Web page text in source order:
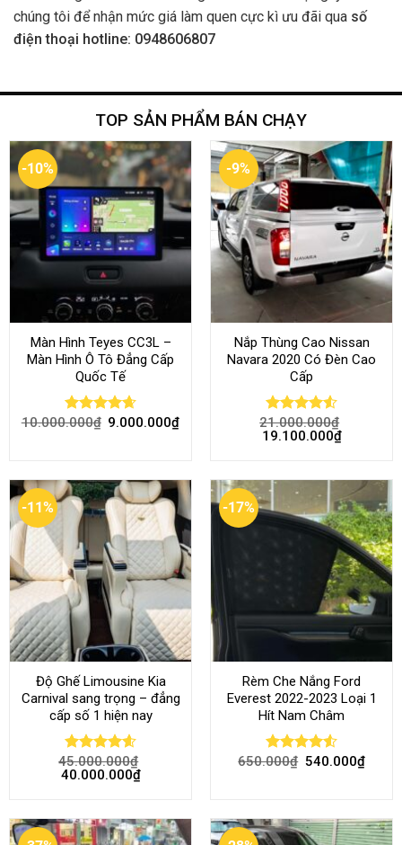
chúng tôi để nhận mức giá làm quen cực kì ưu đãi qua số
điện thoại hotline: 0948606807
TOP SẢN PHẨM BÁN CHẠY
-10%
Màn Hình Teyes CC3L –
Màn Hình Ô Tô Đẳng Cấp
Quốc Tế
Rated 4.68
10.000.000₫ 9.000.000₫
-9%
Nắp Thùng Cao Nissan
Navara 2020 Có Đèn Cao
Cấp
Rated4.52
out of 5
21.000.000₫
19.100.000₫
-11%
Độ Ghế Limousine Kia
Carnival sang trọng – đẳng
cấp số 1 hiện nay
Rated4.58
out of 5
45.000.000₫
40.000.000₫
-17%
Rèm Che Nắng Ford
Everest 2022-2023 Loại 1
Hít Nam Châm
Rated4.51
650.000₫ 540.000₫